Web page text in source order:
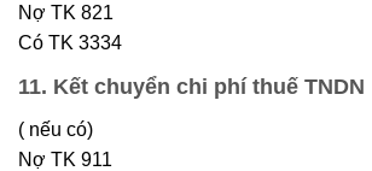
Nợ TK 821
Có TK 3334
11. Kết chuyển chi phí thuế TNDN
( nếu có)
Nợ TK 911